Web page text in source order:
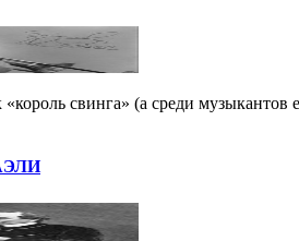
свинга» (а среди